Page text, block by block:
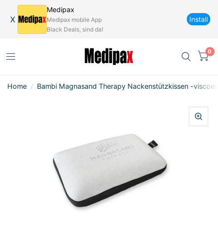
X
Medipax
Medipax mobile App
Black Deals, sind da!
Install
0
Home / Bambi Magnasand Therapy Nackenstützkissen -